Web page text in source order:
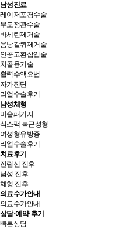
남성진료
레이저포경수술
무도정관수술
바세린제거술
음낭갈퀴제거술
인공고환삽입술
치골융기술
활력수액요법
자가진단
리얼수술후기
남성체형
머슬패키지
식스팩 복근성형
여성형유방증
리얼수술후기
치료후기
전립선 전후
남성 전후
체형 전후
의료수가안내
의료수가안내
상담·예약·후기
빠른상담